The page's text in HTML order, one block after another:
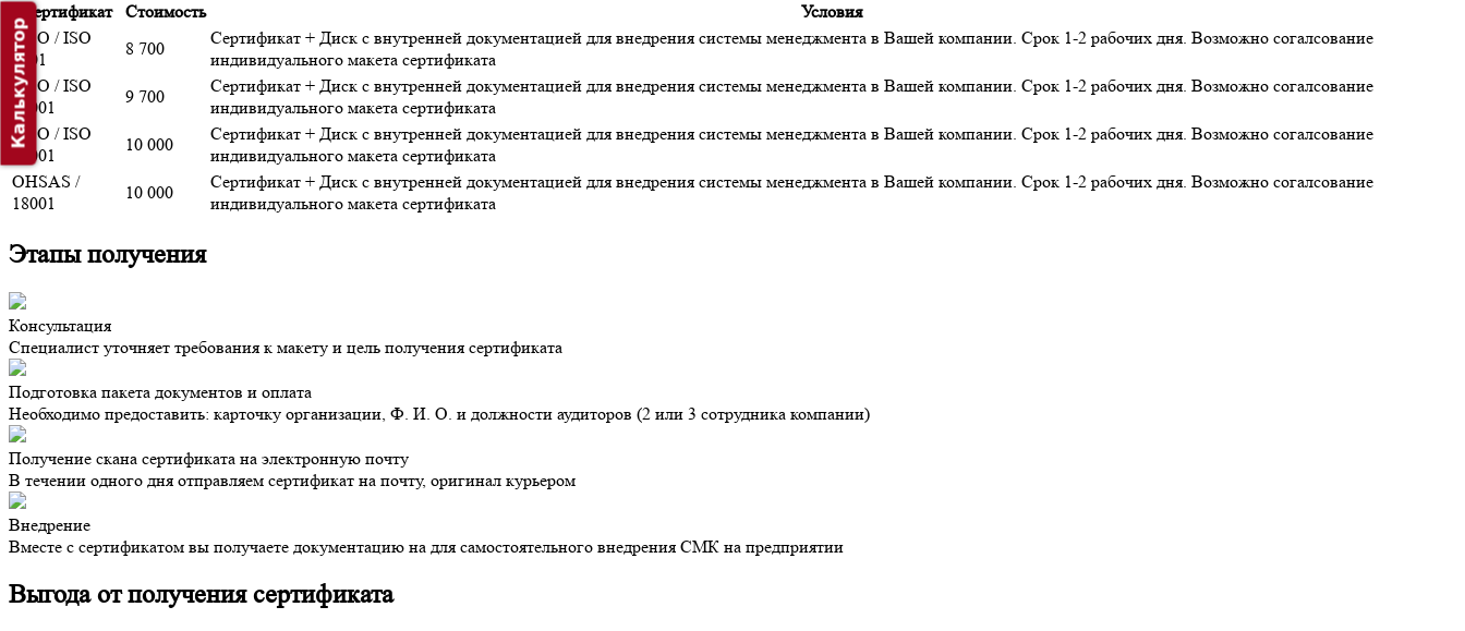
Сертификат Стоимость
Условия
ИСО / ISO
9001
8 700
Сертификат + Диск с внутренней документацией для внедрения системы менеджмента в Вашей компании. Срок 1-2 рабочих дня. Возможно согалсование
индивидуального макета сертификата
ИСО / ISO
14001
9 700
Сертификат + Диск с внутренней документацией для внедрения системы менеджмента в Вашей компании. Срок 1-2 рабочих дня. Возможно согалсование
индивидуального макета сертификата
ИСО / ISO
45001
10 000
Сертификат + Диск с внутренней документацией для внедрения системы менеджмента в Вашей компании. Срок 1-2 рабочих дня. Возможно согалсование
индивидуального макета сертификата
OHSAS /
18001
10 000
Сертификат + Диск с внутренней документацией для внедрения системы менеджмента в Вашей компании. Срок 1-2 рабочих дня. Возможно согалсование
индивидуального макета сертификата
Этапы получения
Консультация
Специалист уточняет требования к макету и цель получения сертификата
Подготовка пакета документов и оплата
Необходимо предоставить: карточку организации, Ф. И. О. и должности аудиторов (2 или 3 сотрудника компании)
Получение скана сертификата на электронную почту
В течении одного дня отправляем сертификат на почту, оригинал курьером
Внедрение
Вместе с сертификатом вы получаете документацию на для самостоятельного внедрения СМК на предприятии
Выгода от получения сертификата
Калькулятор